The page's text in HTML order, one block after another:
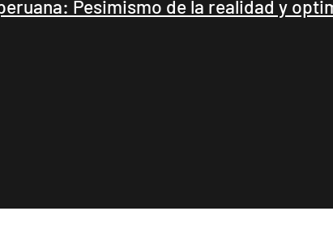
Pesimismo de la realidad y